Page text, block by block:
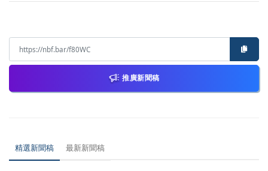
推廣新聞稿
精選新聞稿 最新新聞稿